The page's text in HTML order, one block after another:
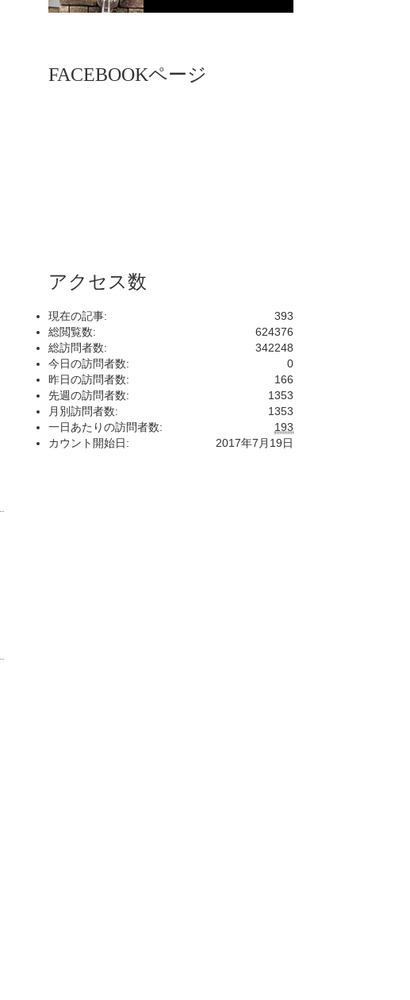
FACEBOOKページ
アクセス数
393
現在の記事:
624376
総閲覧数:
342248
総訪問者数:
0
今日の訪問者数:
166
昨日の訪問者数:
1353
先週の訪問者数:
1353
月別訪問者数:
193
一日あたりの訪問者数:
2017年7月19日
カウント開始日: